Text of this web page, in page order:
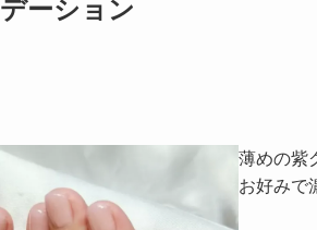
ーション
薄めの紫
お好みで